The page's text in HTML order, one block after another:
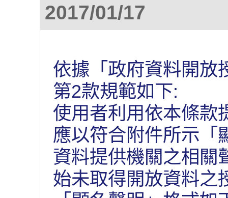
2017/01/17
依據「政府資料開放
第2款規範如下:
使用者利用依本條款
應以符合附件所示「
資料提供機關之相關
始未取得開放資料之